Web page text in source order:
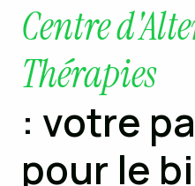
Centre
Thérapies
: votre
pour le